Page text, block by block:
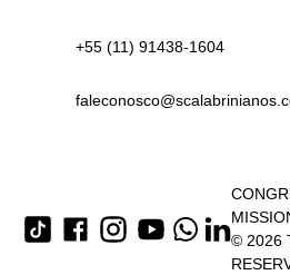
+55 (11) 91438-1604
© 2026